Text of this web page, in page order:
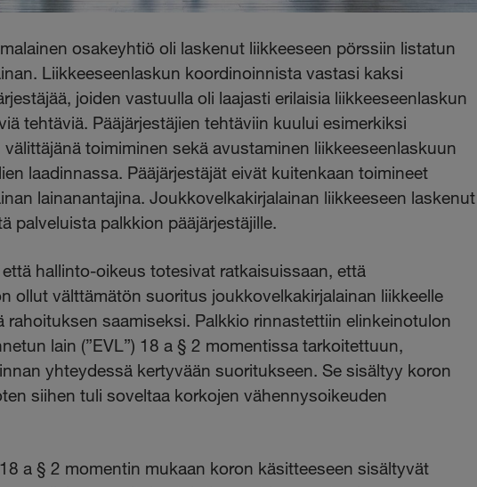
osakeyhtiö oli laskenut liikkeeseen pörssiin listatun
Liikkeeseenlaskun koordinoinnista vastasi kaksi
joiden vastuulla oli laajasti erilaisia liikkeeseenlaskun
tehtäviä. Pääjärjestäjien tehtäviin kuului esimerkiksi
toimiminen sekä avustaminen liikkeeseenlaskuun
laadinnassa. Pääjärjestäjät eivät kuitenkaan toimineet
lainanantajina. Joukkovelkakirjalainan liikkeeseen laskenut
palveluista palkkion pääjärjestäjille.
hallinto-oikeus totesivat ratkaisuissaan, että
ollut välttämätön suoritus joukkovelkakirjalainan liikkeelle
rahoituksen saamiseksi. Palkkio rinnastettiin elinkeinotulon
lain (”EVL”) 18 a § 2 momentissa tarkoitettuun,
yhteydessä kertyvään suoritukseen. Se sisältyy koron
siihen tuli soveltaa korkojen vähennysoikeuden
a § 2 momentin mukaan koron käsitteeseen sisältyvät